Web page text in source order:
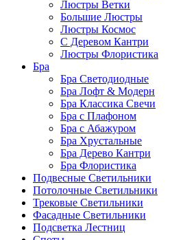
Люстры Ветки
Большие Люстры
Люстры Космос
С Деревом Кантри
Люстры Флористика
Бра
Бра Светодиодные
Бра Лофт & Модерн
Бра Классика Свечи
Бра с Плафоном
Бра с Абажуром
Бра Хрустальные
Бра Дерево Кантри
Бра Флористика
Подвесные Светильники
Потолочные Светильники
Трековые Светильники
Фасадные Светильники
Подсветка Лестниц